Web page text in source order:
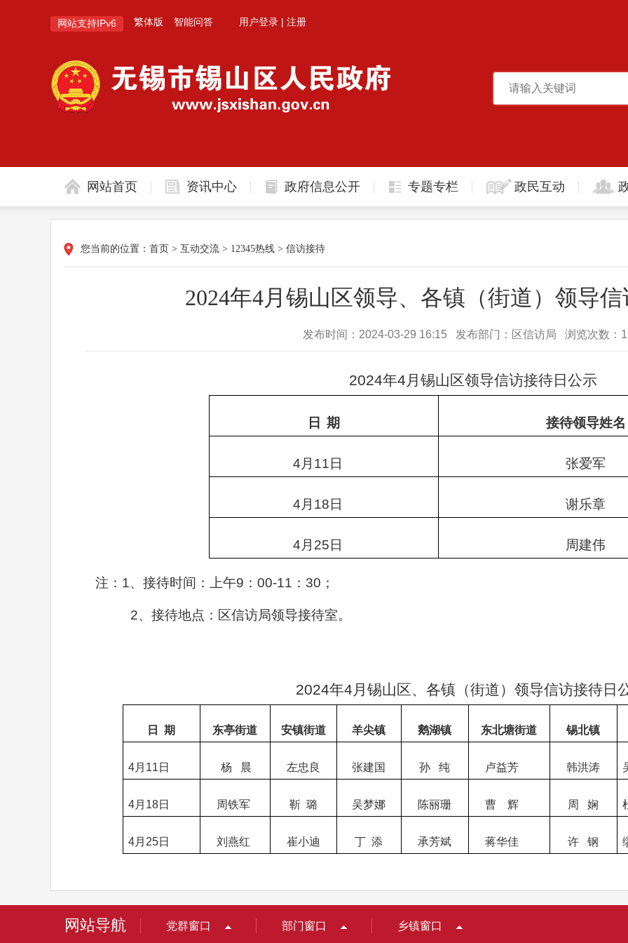
网站支持IPv6 繁体版 智能问答 用户登录 | 注册
网站首页 资讯中心 政府信息公开 专题专栏 政民互动
您当前的位置： 首页 > 互动交流 > 12345热线 > 信访接待
2024年4月锡山区领导、各镇（街道）领导
发布时间：2024-03-29 16:15 发布部门：区信访局 浏览次数：
2024年4月锡山区领导信访接待日公示
日 期 接待领导姓名
4 月 11 日 张爱军
4 月 18 日 谢乐章
4 月 25 日 周建伟
注： 1、接待时间：上午9 ： 00-11 ： 30 ；
2、接待地点：区信访局领导接待室。
2024年4月锡山区、各镇（街道）领导信访接待日
日 期 东亭街道 安镇街道 羊尖镇 鹅湖镇 东北塘街道 锡北镇
4月 11 日 杨 晨 左忠良 张建国 孙 纯 卢益芳 韩洪涛
4月 18日 周铁军 靳 璐 吴梦娜 陈丽珊 曹 辉 周 娴
4月 25日 刘燕红 崔小迪 丁 添 承芳斌 蒋华佳 许 钢
网站导航 党群窗口 部门窗口 乡镇窗口